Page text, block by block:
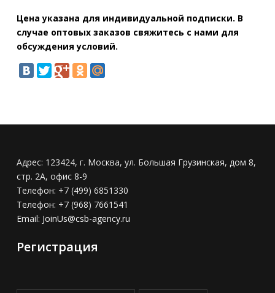
Цена указана для индивидуальной подписки. В
случае оптовых заказов свяжитесь с нами для
обсуждения условий.
Адрес: 123424, г. Москва, ул. Большая Грузинская, дом 8,
стр. 2А, офис 8-9
Телефон: +7 (499) 6851330
Телефон: +7 (968) 7661541
Email: JoinUs@csb-agency.ru
Регистрация